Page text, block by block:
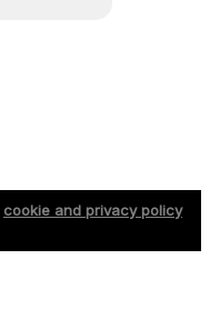
cookie and privacy policy